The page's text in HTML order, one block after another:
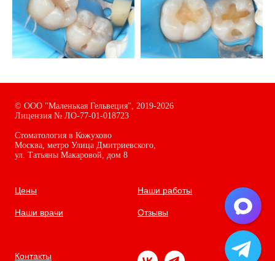
© ООО "Маленькая Гельвеция",
2019-2026
Лицензия № ЛО-77-01-018723
Стоматология в Кожухово
Москва, метро Улица Дмитриевского,
ул. Татьяны Макаровой, дом 8
Цены
Наши врачи
Наши работы
Отзывы
Контакты